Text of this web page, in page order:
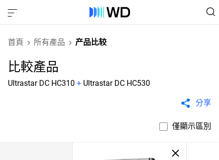
首頁 所有產品 产品比较
比較產品
Ultrastar DC HC310 + Ultrastar DC HC530
分享
僅顯示區別